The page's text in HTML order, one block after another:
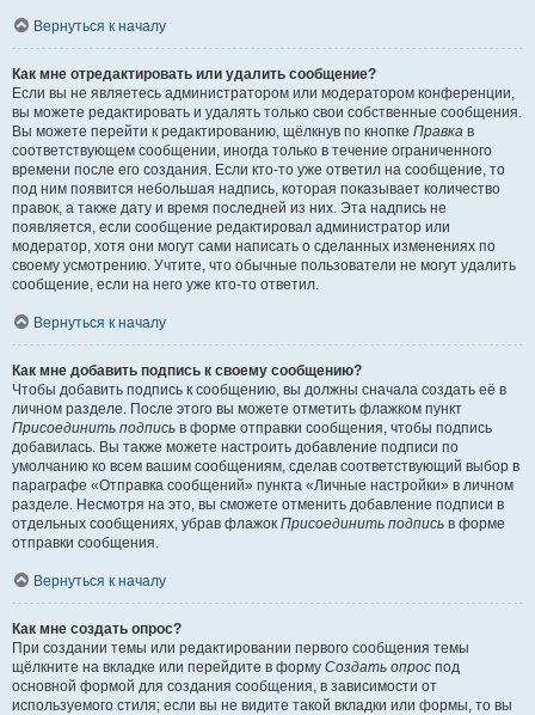
Вернуться к началу
Как мне отредактировать или удалить сообщение?
Если вы не являетесь администратором или модератором конференции,
вы можете редактировать и удалять только свои собственные сообщения.
Вы можете перейти к редактированию, щёлкнув по кнопке Правка в
соответствующем сообщении, иногда только в течение ограниченного
времени после его создания. Если кто-то уже ответил на сообщение, то
под ним появится небольшая надпись, которая показывает количество
правок, а также дату и время последней из них. Эта надпись не
появляется, если сообщение редактировал администратор или
модератор, хотя они могут сами написать о сделанных изменениях по
своему усмотрению. Учтите, что обычные пользователи не могут удалить
сообщение, если на него уже кто-то ответил.
Вернуться к началу
Как мне добавить подпись к своему сообщению?
Чтобы добавить подпись к сообщению, вы должны сначала создать её в
личном разделе. После этого вы можете отметить флажком пункт
Присоединить подпись в форме отправки сообщения, чтобы подпись
добавилась. Вы также можете настроить добавление подписи по
умолчанию ко всем вашим сообщениям, сделав соответствующий выбор в
параграфе «Отправка сообщений» пункта «Личные настройки» в личном
разделе. Несмотря на это, вы сможете отменить добавление подписи в
отдельных сообщениях, убрав флажок Присоединить подпись в форме
отправки сообщения.
Вернуться к началу
Как мне создать опрос?
При создании темы или редактировании первого сообщения темы
щёлкните на вкладке или перейдите в форму Создать опрос под
основной формой для создания сообщения, в зависимости от
используемого стиля; если вы не видите такой вкладки или формы, то вы